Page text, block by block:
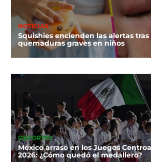
NOTICIAS
Squishies encienden las alertas
quemaduras graves en niños
DEPORTES
México arrasó en los Juegos
2026: ¿Cómo quedó el medallero?